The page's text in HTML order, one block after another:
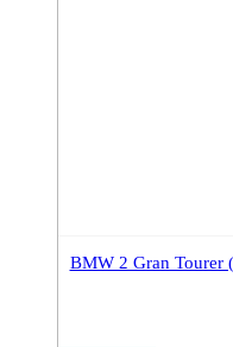
BMW 2 Gran Tourer